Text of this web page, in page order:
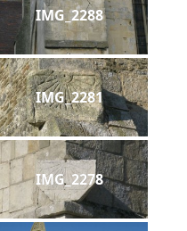
IMG_2288
IMG_2281
IMG_2278